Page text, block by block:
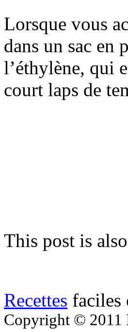
Lorsque vous
dans un sac en
l’éthylène, qui
court laps de
This post is
Recettes faciles
Copyright © 2011